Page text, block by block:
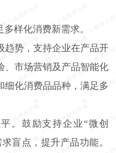
多样化消费新需求。
趋势，支持企业在产品开
、市场营销及产品智能化
细化消费品品种，满足多
。鼓励支持企业“微创
盲点，提升产品功能。